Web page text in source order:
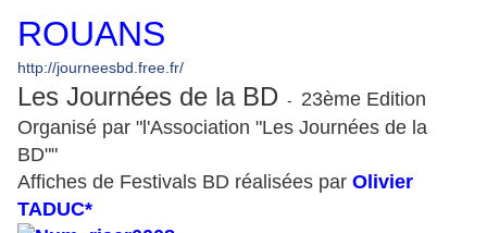
ROUANS
http://journeesbd.free.fr/
Les Journées de la BD - 23ème Edition
Organisé par "l'Association "Les Journées de la
BD""
Affiches de Festivals BD réalisées par Olivier
TADUC*